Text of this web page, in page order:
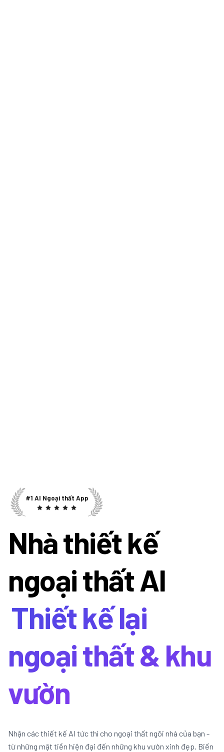
#1 AI Ngoại thất App
Nhà thiết kế
ngoại thất AI
Thiết kế lại
ngoại thất & khu
vườn
Nhận các thiết kế AI tức thì cho ngoại thất ngôi nhà của bạn -
từ những mặt tiền hiện đại đến những khu vườn xinh đẹp. Biến